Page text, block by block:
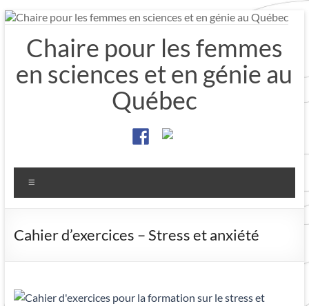
Aller
contenuChaire pour les femmes
en sciences et en génie au
Québec
Cahier d’exercices – Stress et anxiété